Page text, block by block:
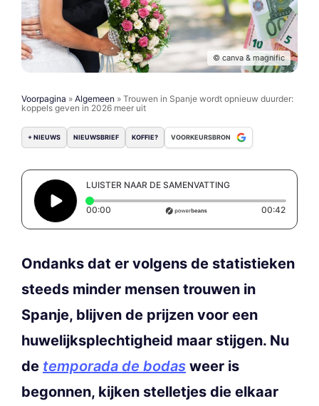
© canva & magnific
Voorpagina » Algemeen » Trouwen in Spanje wordt opnieuw duurder:
koppels geven in 2026 meer uit
+ NIEUWS NIEUWSBRIEF KOFFIE? VOORKEURSBRON
LUISTER NAAR DE SAMENVATTING
00:00 Elapsed time: 0 seconds 00:42
Ondanks dat er volgens de statistieken
steeds minder mensen trouwen in
Spanje, blijven de prijzen voor een
huwelijksplechtigheid maar stijgen. Nu
de temporada de bodas weer is
begonnen, kijken stelletjes die elkaar